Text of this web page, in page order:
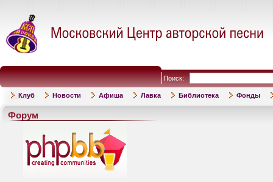
Поиск:
Клуб Новости Афиша Лавка Библиотека Фонды
Форум